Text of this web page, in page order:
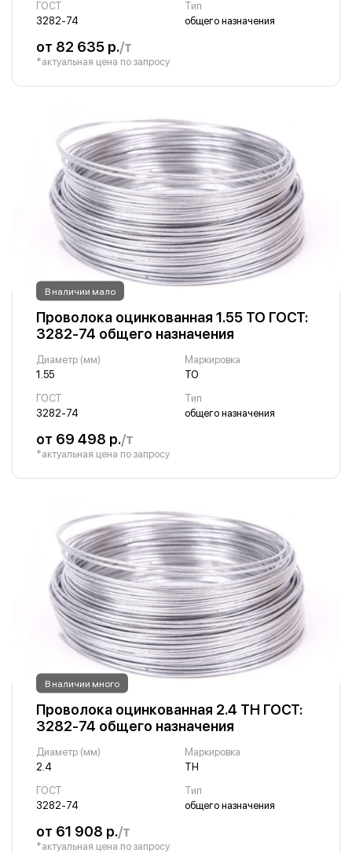
ГОСТ
3282-74
Тип
общего назначения
от 82 635 р./т
*актуальная цена по запросу
В наличии мало
Проволока оцинкованная 1.55 ТО ГОСТ:
3282-74 общего назначения
Диаметр (мм)
1.55
Маркировка
ТО
ГОСТ
3282-74
Тип
общего назначения
от 69 498 р./т
*актуальная цена по запросу
В наличии много
Проволока оцинкованная 2.4 ТН ГОСТ:
3282-74 общего назначения
Диаметр (мм)
2.4
Маркировка
ТН
ГОСТ
3282-74
Тип
общего назначения
от 61 908 р./т
*актуальная цена по запросу